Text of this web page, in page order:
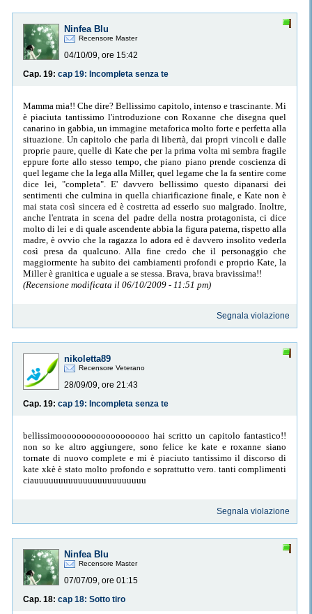
Ninfea Blu
Recensore Master
04/10/09, ore 15:42
Cap. 19: cap 19: Incompleta senza te
Mamma mia!! Che dire? Bellissimo capitolo, intenso e trascinante. Mi
è piaciuta tantissimo l'introduzione con Roxanne che disegna quel
canarino in gabbia, un immagine metaforica molto forte e perfetta alla
situazione. Un capitolo che parla di libertà, dai propri vincoli e dalle
proprie paure, quelle di Kate che per la prima volta mi sembra fragile
eppure forte allo stesso tempo, che piano piano prende coscienza di
quel legame che la lega alla Miller, quel legame che la fa sentire come
dice lei, "completa". E' davvero bellissimo questo dipanarsi dei
sentimenti che culmina in quella chiarificazione finale, e Kate non è
mai stata così sincera ed è costretta ad esserlo suo malgrado. Inoltre,
anche l'entrata in scena del padre della nostra protagonista, ci dice
molto di lei e di quale ascendente abbia la figura paterna, rispetto alla
madre, è ovvio che la ragazza lo adora ed è davvero insolito vederla
così presa da qualcuno. Alla fine credo che il personaggio che
maggiormente ha subito dei cambiamenti profondi e proprio Kate, la
Miller è granitica e uguale a se stessa. Brava, brava bravissima!!
(Recensione modificata il 06/10/2009 - 11:51 pm)
Segnala violazione
nikoletta89
Recensore Veterano
28/09/09, ore 21:43
Cap. 19: cap 19: Incompleta senza te
bellissimooooooooooooooooooo hai scritto un capitolo fantastico!!
non so ke altro aggiungere, sono felice ke kate e roxanne siano
tornate di nuovo complete e mi è piaciuto tantissimo il discorso di
kate xkè è stato molto profondo e soprattutto vero. tanti complimenti
ciauuuuuuuuuuuuuuuuuuuuuuu
Segnala violazione
Ninfea Blu
Recensore Master
07/07/09, ore 01:15
Cap. 18: cap 18: Sotto tiro